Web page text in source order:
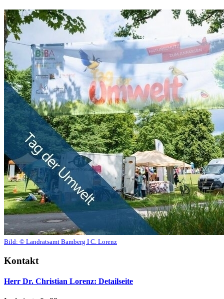
Bild: © Landratsamt Bamberg I C. Lorenz
Kontakt
Herr Dr. Christian Lorenz: Detailseite